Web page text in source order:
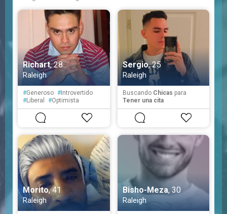
Richart, 28
Raleigh
#Generoso #Introvertido
#Liberal #Optimista
#Reservado #Sensible
Tímido
Sergio, 25
Raleigh
Buscando Chicas para
Tener una cita
Morito, 41
Raleigh
Bisho-Meza, 30
Raleigh